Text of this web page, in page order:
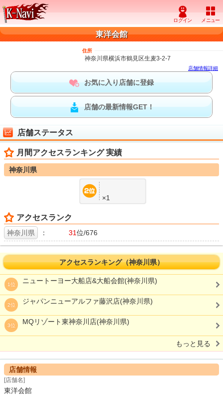
東洋会館
住所
神奈川県横浜市鶴見区生麦3-2-7
店舗情報詳細
お気に入り店舗に登録
店舗の最新情報GET！
店舗ステータス
月間アクセスランキング 実績
神奈川県
×1
アクセスランク
神奈川県 ： 31位/676
アクセスランキング（神奈川県）
1位 ニュートーヨー大船店&大船会館(神奈川県)
2位 ジャパンニューアルファ藤沢店(神奈川県)
3位 MQリゾート東神奈川店(神奈川県)
もっと見る
店舗情報
[店舗名]
東洋会館